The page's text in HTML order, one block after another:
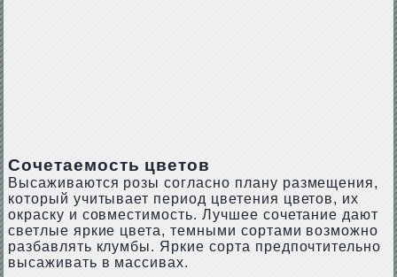
Сочетаемость цветов
Высаживаются розы согласно плану размещения,
который учитывает период цветения цветов, их
окраску и совместимость. Лучшее сочетание дают
светлые яркие цвета, темными сортами возможно
разбавлять клумбы. Яркие сорта предпочтительно
высаживать в массивах.